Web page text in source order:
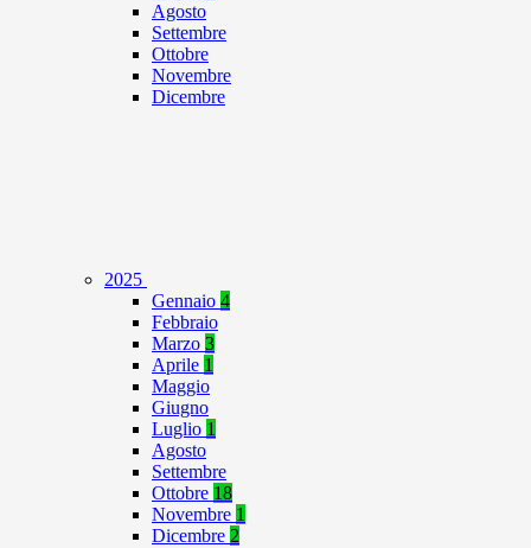
Agosto
Settembre
Ottobre
Novembre
Dicembre
2025
Gennaio 4
Febbraio
Marzo 3
Aprile 1
Maggio
Giugno
Luglio 1
Agosto
Settembre
Ottobre 18
Novembre 1
Dicembre 2